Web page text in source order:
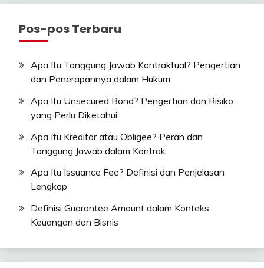
Pos-pos Terbaru
Apa Itu Tanggung Jawab Kontraktual? Pengertian
dan Penerapannya dalam Hukum
Apa Itu Unsecured Bond? Pengertian dan Risiko
yang Perlu Diketahui
Apa Itu Kreditor atau Obligee? Peran dan
Tanggung Jawab dalam Kontrak
Apa Itu Issuance Fee? Definisi dan Penjelasan
Lengkap
Definisi Guarantee Amount dalam Konteks
Keuangan dan Bisnis